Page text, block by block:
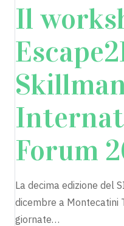
Il
Forum
La decima edizione del
dicembre a Montecatini
giornate…